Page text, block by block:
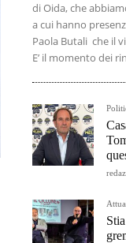
di Oida, che
a cui hanno
Paola Butali che il
E’ il momento dei